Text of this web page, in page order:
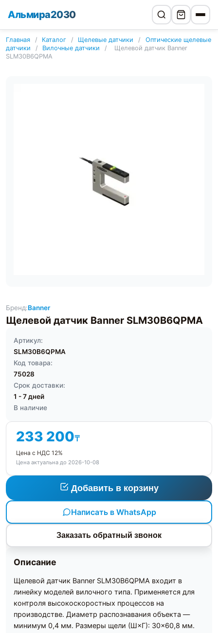
Альмира2030
Главная / Каталог / Щелевые датчики /
Оптические щелевые
датчики
/ Вилочные датчики /
Щелевой датчик Banner
SLM30B6QPMA
Бренд:Banner
Щелевой датчик Banner SLM30B6QPMA
Артикул:
SLM30B6QPMA
Код товара:
75028
Срок доставки:
1 - 7 дней
В наличие
233 200₸
Цена с НДС 12%
Цена актуальна до 2026-10-08
Добавить в корзину
Написать в WhatsApp
Заказать обратный звонок
Описание
Щелевой датчик Banner SLM30B6QPMA входит в
линейку моделей вилочного типа. Применяется для
контроля высокоскоростных процессов на
производстве. Диаметр распознавания объекта —
минимум 0,4 мм. Размеры щели (Ш×Г): 30×60,8 мм.